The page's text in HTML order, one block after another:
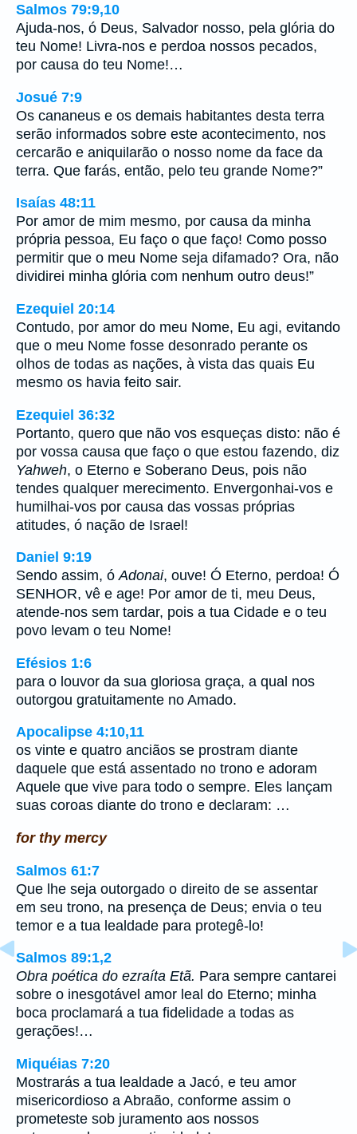
Salmos 79:9,10
Ajuda-nos, ó Deus, Salvador nosso, pela glória do
teu Nome! Livra-nos e perdoa nossos pecados,
por causa do teu Nome!…
Josué 7:9
Os cananeus e os demais habitantes desta terra
serão informados sobre este acontecimento, nos
cercarão e aniquilarão o nosso nome da face da
terra. Que farás, então, pelo teu grande Nome?”
Isaías 48:11
Por amor de mim mesmo, por causa da minha
própria pessoa, Eu faço o que faço! Como posso
permitir que o meu Nome seja difamado? Ora, não
dividirei minha glória com nenhum outro deus!”
Ezequiel 20:14
Contudo, por amor do meu Nome, Eu agi, evitando
que o meu Nome fosse desonrado perante os
olhos de todas as nações, à vista das quais Eu
mesmo os havia feito sair.
Ezequiel 36:32
Portanto, quero que não vos esqueças disto: não é
por vossa causa que faço o que estou fazendo, diz
Yahweh, o Eterno e Soberano Deus, pois não
tendes qualquer merecimento. Envergonhai-vos e
humilhai-vos por causa das vossas próprias
atitudes, ó nação de Israel!
Daniel 9:19
Sendo assim, óAdonai, ouve! Ó Eterno, perdoa! Ó
SENHOR, vê e age! Por amor de ti, meu Deus,
atende-nos sem tardar, pois a tua Cidade e o teu
povo levam o teu Nome!
Efésios 1:6
para o louvor da sua gloriosa graça, a qual nos
outorgou gratuitamente no Amado.
Apocalipse 4:10,11
os vinte e quatro anciãos se prostram diante
daquele que está assentado no trono e adoram
Aquele que vive para todo o sempre. Eles lançam
suas coroas diante do trono e declaram: …
for thy mercy
Salmos 61:7
Que lhe seja outorgado o direito de se assentar
em seu trono, na presença de Deus; envia o teu
temor e a tua lealdade para protegê-lo!
Salmos 89:1,2
Obra poética do ezraíta Etã. Para sempre cantarei
sobre o inesgotável amor leal do Eterno; minha
boca proclamará a tua fidelidade a todas as
gerações!…
Miquéias 7:20
Mostrarás a tua lealdade a Jacó, e teu amor
misericordioso a Abraão, conforme assim o
prometeste sob juramento aos nossos